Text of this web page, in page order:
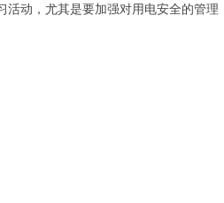
动，尤其是要加强对用电安全的管理